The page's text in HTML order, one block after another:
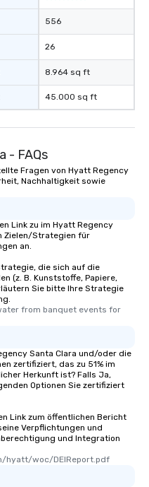
556
26
8.964 sq ft
45.000 sq ft
- FAQs
Fragen von Hyatt Regency
Nachhaltigkeit sowie
Link zu im Hyatt Regency
Zielen/Strategien für
an.
die sich auf die
(z. B. Kunststoffe, Papiere,
Sie bitte Ihre Strategie
from banquet events for
Santa Clara und/oder die
zertifiziert, das zu 51% im
Herkunft ist? Falls Ja,
Optionen Sie zertifiziert
Link zum öffentlichen Bericht
Verpflichtungen und
und Integration
hyatt/woc/DEIReport.pdf